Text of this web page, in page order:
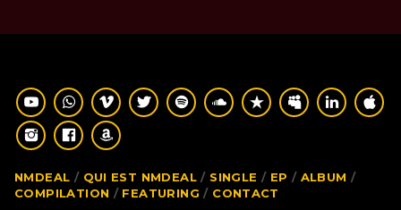
NMDEAL QUI EST NMDEAL SINGLE EP
ALBUM
COMPILATION
FEATURING CONTACT